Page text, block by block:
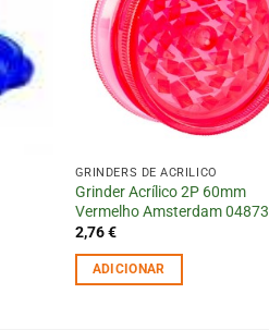
GRINDERS DE ACRÍLICO
Grinder Acrílico 2P 60mm
Vermelho Amsterdam 04873
2,76€
ADICIONAR